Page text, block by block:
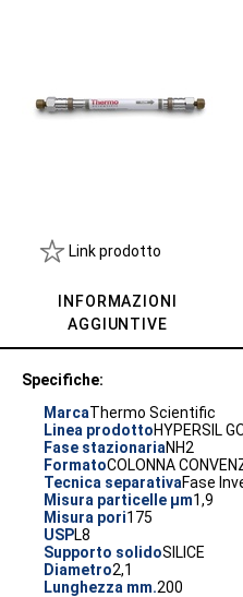
Link prodotto
INFORMAZIONI
AGGIUNTIVE
Specifiche:
MarcaThermo Scientific
Linea prodottoHYPERSIL
Fase stazionariaNH2
FormatoCOLONNA
Tecnica separativaFase
Misura particelle µm1,9
Misura pori175
USPL8
Supporto solidoSILICE
Diametro2,1
Lunghezza mm.200